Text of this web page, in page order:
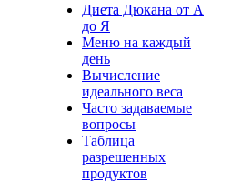
Диета Дюкана от А
до Я
Меню на каждый
день
Вычисление
идеального веса
Часто задаваемые
вопросы
Таблица
разрешенных
продуктов